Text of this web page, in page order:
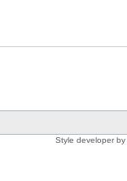
Style developer by